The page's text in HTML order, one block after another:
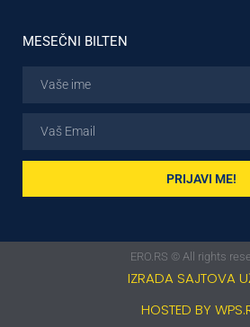
MESEČNI BILTEN
PRIJAVI ME!
ERO.RS © All rights
IZRADA SAJTOVA
HOSTED BY